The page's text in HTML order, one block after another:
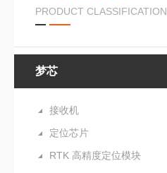
PRODUCT CLASSIFICATION
梦芯
接收机
定位芯片
RTK 高精度定位模块